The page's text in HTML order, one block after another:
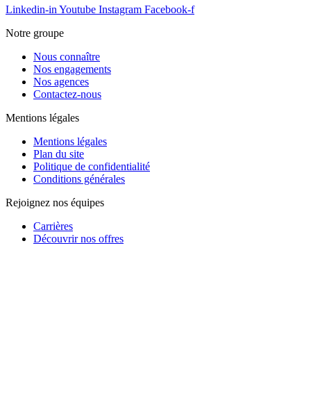
Linkedin-in Youtube Instagram Facebook-f
Notre groupe
Nous connaître
Nos engagements
Nos agences
Contactez-nous
Mentions légales
Mentions légales
Plan du site
Politique de confidentialité
Conditions générales
Rejoignez nos équipes
Carrières
Découvrir nos offres